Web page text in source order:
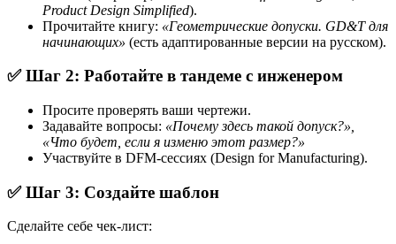
Product Design Simplified).
Прочитайте книгу: «Геометрические допуски. GD&T для
начинающих» (есть адаптированные версии на русском).
✅ Шаг 2: Работайте в тандеме с инженером
Просите проверять ваши чертежи.
Задавайте вопросы: «Почему здесь такой допуск?»,
«Что будет, если я изменю этот размер?»
Участвуйте в DFM-сессиях (Design for Manufacturing).
✅ Шаг 3: Создайте шаблон
Сделайте себе чек-лист: